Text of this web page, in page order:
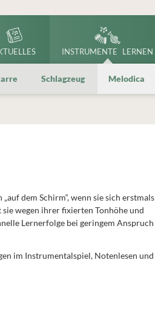
INSTRUMENTE LERNEN
Schlagzeug Melodica
dem Schirm“, wenn sie sich erstmals
wegen ihrer fixierten Tonhöhe und
Lernerfolge bei geringem Anspruch
im Instrumentalspiel, Notenlesen und